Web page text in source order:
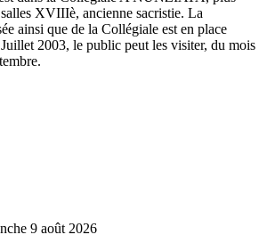
XVIIIè, ancienne sacristie. La
ainsi que de la Collégiale est en place
2003, le public peut les visiter, du mois
9 août 2026